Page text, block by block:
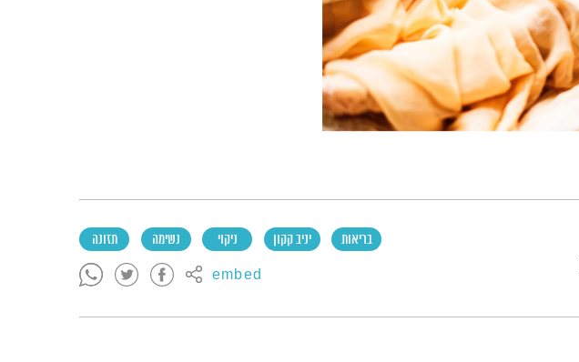
בריאות יניב קקון ניקוי נשימה תזונה
embed